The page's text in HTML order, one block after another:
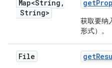
Map<String ,
String>
get
获取要纳
形式）。
File get